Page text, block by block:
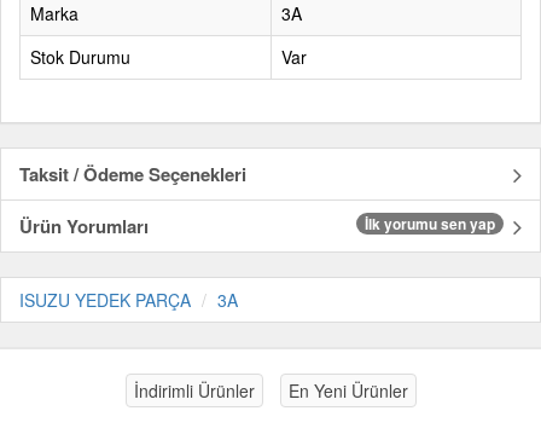
Marka
3A
Stok Durumu
Var
Taksit / Ödeme Seçenekleri
Ürün Yorumları
İlk yorumu sen yap
ISUZU YEDEK PARÇA 3A
İndirimli Ürünler En Yeni Ürünler